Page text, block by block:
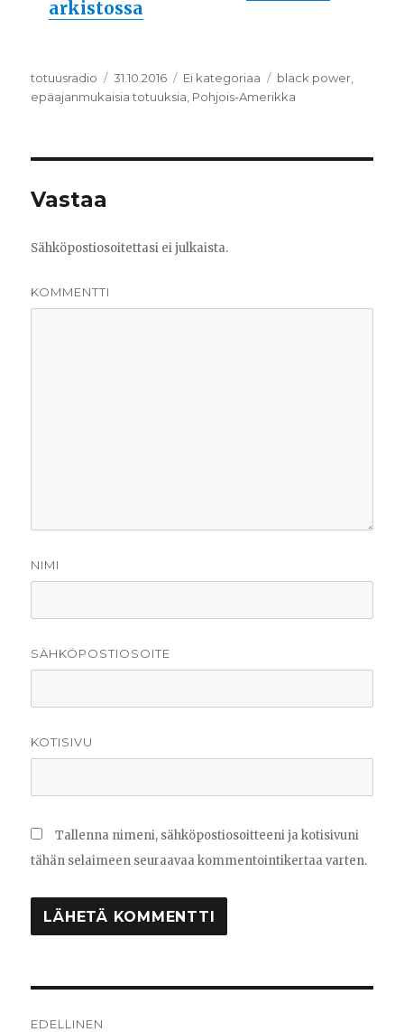
arkistossa
Kirjoittaja
totuusradio Julkaistu
31.10.2016 Kategoriat
Ei kategoriaa Avainsanat
black power,
epäajanmukaisia totuuksia, Pohjois-Amerikka
Vastaa
Sähköpostiosoitettasi ei julkaista.
KOMMENTTI
NIMI
SÄHKÖPOSTIOSOITE
KOTISIVU
Tallenna nimeni, sähköpostiosoitteeni ja kotisivuni
tähän selaimeen seuraavaa kommentointikertaa varten.
EDELLINEN